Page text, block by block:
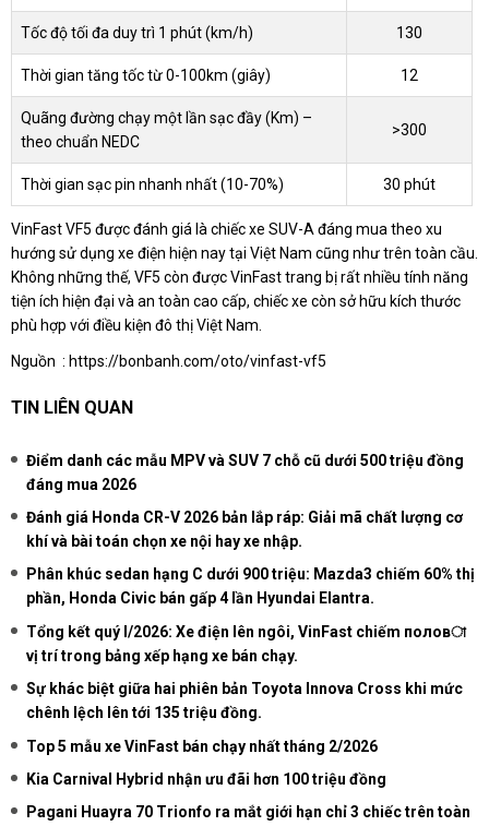
Tốc độ tối đa duy trì 1 phút (km/h) 130
Thời gian tăng tốc từ 0-100km (giây) 12
Quãng đường chạy một lần sạc đầy (Km) –
theo chuẩn NEDC
>300
Thời gian sạc pin nhanh nhất (10-70%) 30 phút
VinFast VF5 được đánh giá là chiếc xe SUV-A đáng mua theo xu
hướng sử dụng xe điện hiện nay tại Việt Nam cũng như trên toàn cầu.
Không những thế, VF5 còn được VinFast trang bị rất nhiều tính năng
tiện ích hiện đại và an toàn cao cấp, chiếc xe còn sở hữu kích thước
phù hợp với điều kiện đô thị Việt Nam.
Nguồn : https://bonbanh.com/oto/vinfast-vf5
TIN LIÊN QUAN
Điểm danh các mẫu MPV và SUV 7 chỗ cũ dưới 500 triệu đồng
đáng mua 2026
Đánh giá Honda CR-V 2026 bản lắp ráp: Giải mã chất lượng cơ
khí và bài toán chọn xe nội hay xe nhập.
Phân khúc sedan hạng C dưới 900 triệu: Mazda3 chiếm 60% thị
phần, Honda Civic bán gấp 4 lần Hyundai Elantra.
Tổng kết quý I/2026: Xe điện lên ngôi, VinFast chiếm половা
vị trí trong bảng xếp hạng xe bán chạy.
Sự khác biệt giữa hai phiên bản Toyota Innova Cross khi mức
chênh lệch lên tới 135 triệu đồng.
Top 5 mẫu xe VinFast bán chạy nhất tháng 2/2026
Kia Carnival Hybrid nhận ưu đãi hơn 100 triệu đồng
Pagani Huayra 70 Trionfo ra mắt giới hạn chỉ 3 chiếc trên toàn